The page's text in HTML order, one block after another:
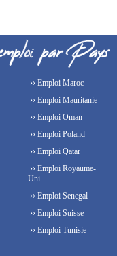
›› Emploi Maroc
›› Emploi Mauritanie
›› Emploi Oman
›› Emploi Poland
›› Emploi Qatar
›› Emploi Royaume-
Uni
›› Emploi Senegal
›› Emploi Suisse
›› Emploi Tunisie